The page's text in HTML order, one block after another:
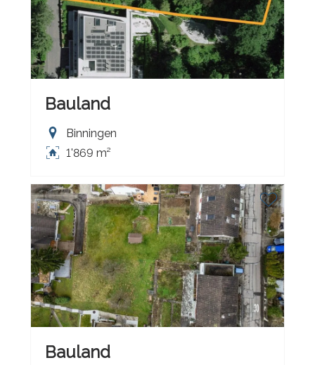
Bauland
Binningen
1'869 m²
Bauland